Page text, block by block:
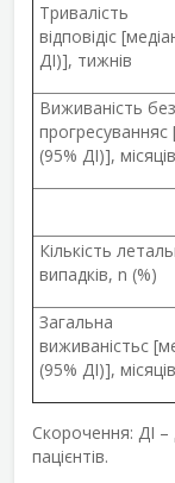
Тривалість
відповідіc
ДІ)], тижнів
Виживаність без
прогресуванняc
(95% ДІ)], місяців
Кількість
випадків, n (%)
Загальна
виживаністьc
(95% ДІ)], місяців
Скорочення: ДІ –
пацієнтів.